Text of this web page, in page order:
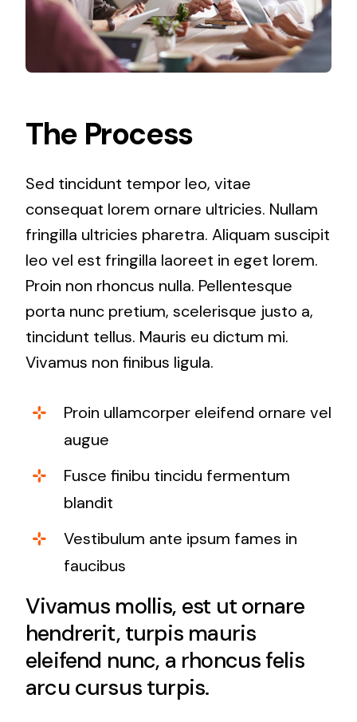
The Process
Sed tincidunt tempor leo, vitae
consequat lorem ornare ultricies. Nullam
fringilla ultricies pharetra. Aliquam suscipit
leo vel est fringilla laoreet in eget lorem.
Proin non rhoncus nulla. Pellentesque
porta nunc pretium, scelerisque justo a,
tincidunt tellus. Mauris eu dictum mi.
Vivamus non finibus ligula.
Proin ullamcorper eleifend ornare vel
augue
Fusce finibu tincidu fermentum
blandit
Vestibulum ante ipsum fames in
faucibus
Vivamus mollis, est ut ornare
hendrerit, turpis mauris
eleifend nunc, a rhoncus felis
arcu cursus turpis.